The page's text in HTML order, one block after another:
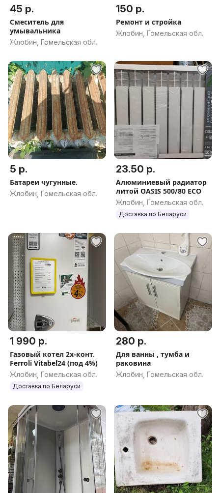
45 р.
Смеситель для
умывальника
Жлобин, Гомельская обл.
150 р.
Ремонт и стройка
Жлобин, Гомельская обл.
5 р.
Батареи чугунные.
Жлобин, Гомельская обл.
23.50 р.
Алюминиевый радиатор
литой OASIS 500/80 ECO
Жлобин, Гомельская обл.
Доставка по Беларуси
1 990 р.
Газовый котел 2х-конт.
Ferroli Vitabel24 (под 4%)
Жлобин, Гомельская обл.
Доставка по Беларуси
280 р.
Для ванны , тумба и
раковина
Жлобин, Гомельская обл.